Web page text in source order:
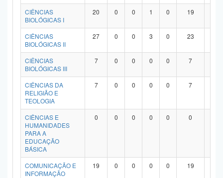
CIÊNCIAS
BIOLÓGICAS I
20 0 0 1 0 19
CIÊNCIAS
BIOLÓGICAS II
27 0 0 3 0 23
CIÊNCIAS
BIOLÓGICAS III
7 0 0 0 0 7
CIÊNCIAS DA
RELIGIÃO E
TEOLOGIA
7 0 0 0 0 7
CIÊNCIAS E
HUMANIDADES
PARA A
EDUCAÇÃO
BÁSICA
0 0 0 0 0 0
COMUNICAÇÃO E
INFORMAÇÃO
19 0 0 0 0 19